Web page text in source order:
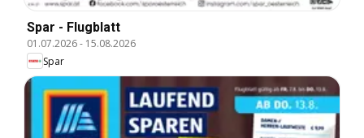
Spar - Flugblatt
01.07.2026- 15.08.2026
Spar